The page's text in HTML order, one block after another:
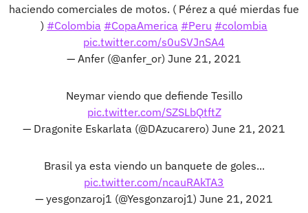
haciendo comerciales de motos. ( Pérez a qué mierdas fue
) #Colombia #CopaAmerica #Peru #colombia
pic.twitter.com/s0uSVJnSA4
— Anfer (@anfer_or) June 21, 2021
Neymar viendo que defiende Tesillo
pic.twitter.com/SZSLbQtftZ
— Dragonite Eskarlata (@DAzucarero) June 21, 2021
Brasil ya esta viendo un banquete de goles...
pic.twitter.com/ncauRAkTA3
— yesgonzaroj1 (@Yesgonzaroj1) June 21, 2021